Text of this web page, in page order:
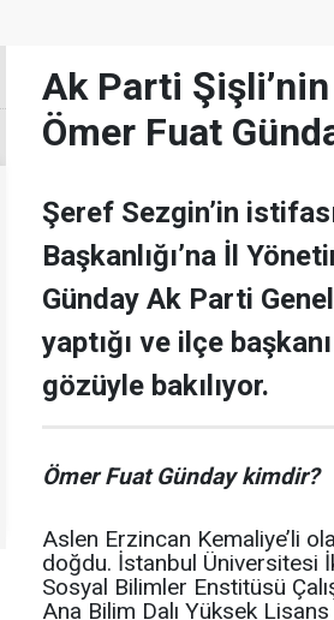
Ak Parti
Ömer Fuat
Şeref Sezgin’in
Başkanlığı’na İl
Günday Ak Parti
yaptığı ve ilçe
gözüyle bakılıyor.
Ömer Fuat Günday kimdir?
Aslen Erzincan Kemaliye’li
doğdu. İstanbul Üniversitesi
Sosyal Bilimler Enstitüsü
Ana Bilim Dalı Yüksek